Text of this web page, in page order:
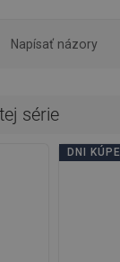
Napísať názory
série
DNI